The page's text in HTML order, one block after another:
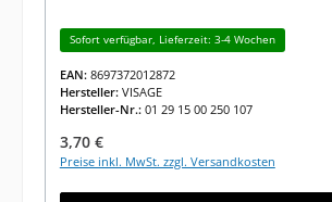
Sofort verfügbar, Lieferzeit: 3-4 Wochen
EAN: 8697372012872
Hersteller: VISAGE
Hersteller-Nr.: 01 29 15 00 250 107
Regulärer Preis:
3,70 €
Preise inkl. MwSt. zzgl. Versandkosten